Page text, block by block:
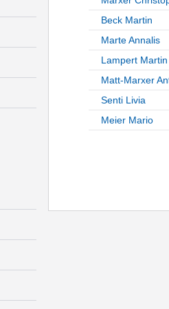
Beck Martin
Marte Annalis
Lampert Martin
Matt-Marxer
Senti Livia
Meier Mario